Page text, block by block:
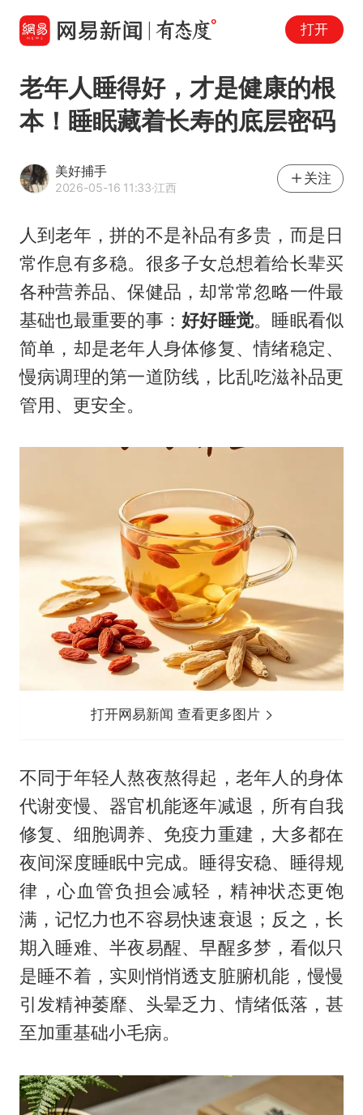
打开
老年人睡得好，才是健康的根
本！睡眠藏着长寿的底层密码
美好捕手
2026-05-16 11:33·江西
关注
人到老年，拼的不是补品有多贵，而是日
常作息有多稳。很多子女总想着给长辈买
各种营养品、保健品，却常常忽略一件最
基础也最重要的事：好好睡觉。睡眠看似
简单，却是老年人身体修复、情绪稳定、
慢病调理的第一道防线，比乱吃滋补品更
管用、更安全。
打开网易新闻 查看更多图片
不同于年轻人熬夜熬得起，老年人的身体
代谢变慢、器官机能逐年减退，所有自我
修复、细胞调养、免疫力重建，大多都在
夜间深度睡眠中完成。睡得安稳、睡得规
律，心血管负担会减轻，精神状态更饱
满，记忆力也不容易快速衰退；反之，长
期入睡难、半夜易醒、早醒多梦，看似只
是睡不着，实则悄悄透支脏腑机能，慢慢
引发精神萎靡、头晕乏力、情绪低落，甚
至加重基础小毛病。